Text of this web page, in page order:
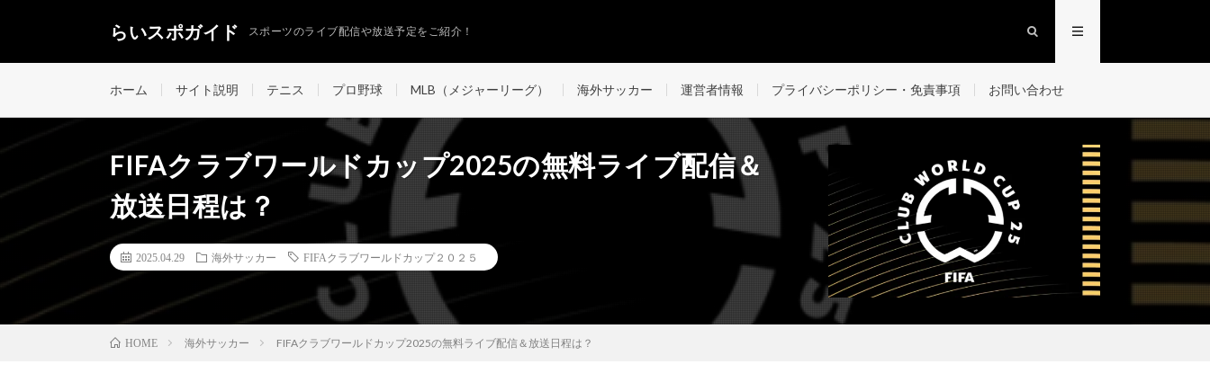
らいスポガイド スポーツのライブ配信や放送予定をご紹介！
ホーム サイト説明 テニス プロ野球 MLB（メジャーリーグ） 海外サッカー 運営者情報 プライバシーポリシー・免責事項 お問い合わせ
FIFAクラブワールドカップ2025の無料ライブ配信＆
放送日程は？
2025.04.29 海外サッカー FIFAクラブワールドカップ２０２５
HOME 海外サッカー FIFAクラブワールドカップ2025の無料ライブ配信＆放送日程は？